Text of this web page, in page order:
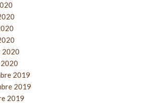
2020
2019
2019
2019